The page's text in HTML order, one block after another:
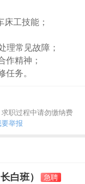
工技能；
理常见故障；
作精神；
务。
职过程中请勿缴纳费
要举报
白班）
急聘